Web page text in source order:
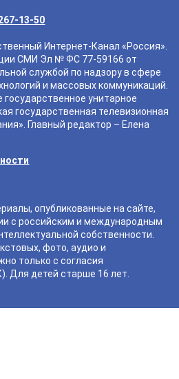
13-50
Интернет-Канал «Россия».
СМИ Эл № ФС 77-59166 от
службой по надзору в сфере
и массовых коммуникаций.
унитарное
государственная телевизионная
Главный редактор – Елена
опубликованные на сайте,
с российским и международным
собственности.
фото, аудио и
только с согласия
Для детей старше 16 лет.